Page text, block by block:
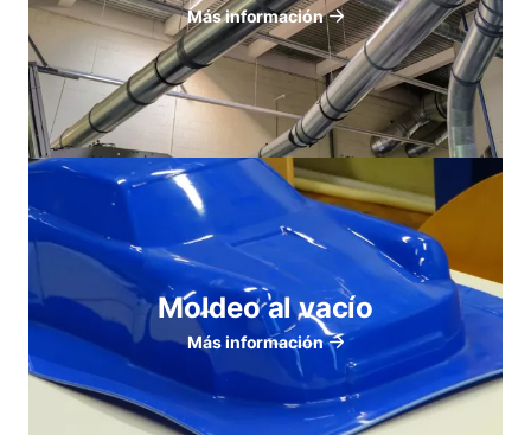
Más información
Moldeo al vacío
Más información